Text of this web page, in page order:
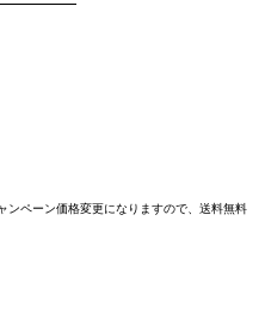
ンペーン価格変更になりますので、送料無料